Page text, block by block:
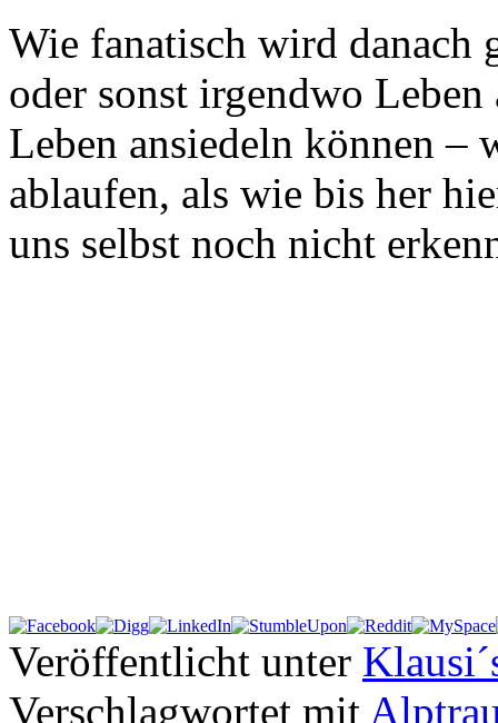
Wie fanatisch wird danach
oder sonst irgendwo
Leben ansiedeln können –
ablaufen, als wie bis her
uns selbst noch nicht
Veröffentlicht unter
Verschlagwortet mit